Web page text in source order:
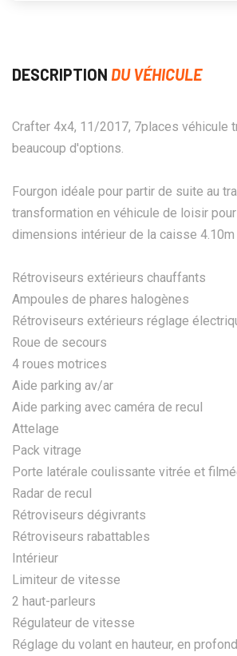
DESCRIPTION DU VÉHICULE
Crafter 4x4, 11/2017, 7places véhicule
beaucoup d'options.
Fourgon idéale pour partir de suite au
transformation en véhicule de loisir pour
dimensions intérieur de la caisse
Rétroviseurs extérieurs chauffants
Ampoules de phares halogènes
Rétroviseurs extérieurs réglage
Roue de secours
4 roues motrices
Aide parking av/ar
Aide parking avec caméra de recul
Attelage
Pack vitrage
Porte latérale coulissante vitrée et
Radar de recul
Rétroviseurs dégivrants
Rétroviseurs rabattables
Intérieur
Limiteur de vitesse
2 haut-parleurs
Régulateur de vitesse
Réglage du volant en hauteur, en